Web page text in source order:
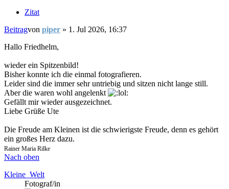
Zitat
Beitragvon piper » 1. Jul 2026, 16:37
Hallo Friedhelm,
wieder ein Spitzenbild!
Bisher konnte ich die einmal fotografieren.
Leider sind die immer sehr untriebig und sitzen nicht lange still.
Aber die waren wohl angelenkt
Gefällt mir wieder ausgezeichnet.
Liebe Grüße Ute
Die Freude am Kleinen ist die schwierigste Freude, denn es gehört
ein großes Herz dazu.
Rainer Maria Rilke
Nach oben
Kleine_Welt
Fotograf/in